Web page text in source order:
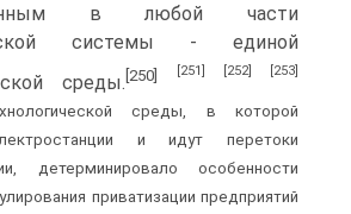
в любой части
системы - единой
среды. [250] [251] [252] [253]
среды, в которой
и идут перетоки
детерминировало особенности
приватизации предприятий